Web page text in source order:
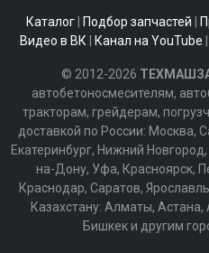
Каталог| Подбор запчастей
Видео в ВК| Канал на YouTube
© 2012-2026
автобетоносмесителям,
тракторам, грейдерам,
доставкой по России: Москва,
Екатеринбург, Нижний
на-Дону, Уфа, Красноярск,
Краснодар, Саратов,
Казахстану: Алматы,
Бишкек и другим